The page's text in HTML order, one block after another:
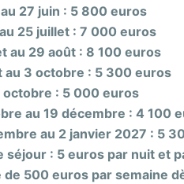
27 juin : 5 800 euros
25 juillet : 7 000 euros
au 29 août : 8 100 euros
au 3 octobre : 5 300 euros
octobre : 5 000 euros
au 19 décembre : 4 100
au 2 janvier 2027 : 5
séjour : 5 euros par nuit et
de 500 euros par semaine